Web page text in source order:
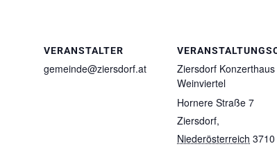
VERANSTALTER
gemeinde@ziersdorf.at
Ziersdorf Konzerthaus
Weinviertel
Hornere Straße 7
Ziersdorf,
Niederösterreich 3710